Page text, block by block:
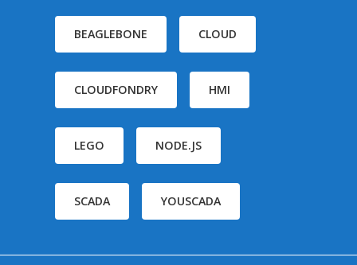
BEAGLEBONE CLOUD
CLOUDFONDRY HMI
LEGO NODE.JS
SCADA YOUSCADA